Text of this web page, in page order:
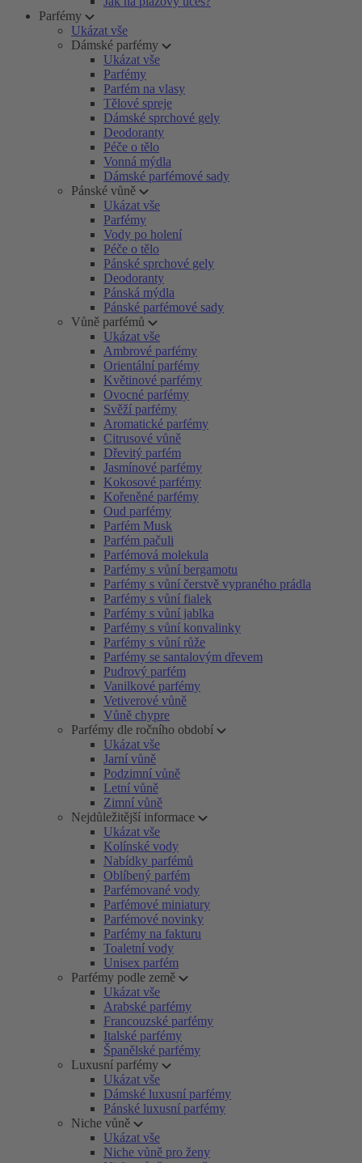
Parfémy
Ukázat vše
Dámské parfémy
Ukázat vše
Parfémy
Parfém na vlasy
Tělové spreje
Dámské sprchové gely
Deodoranty
Péče o tělo
Vonná mýdla
Dámské parfémové sady
Pánské vůně
Ukázat vše
Parfémy
Vody po holení
Péče o tělo
Pánské sprchové gely
Deodoranty
Pánská mýdla
Pánské parfémové sady
Vůně parfémů
Ukázat vše
Ambrové parfémy
Orientální parfémy
Květinové parfémy
Ovocné parfémy
Svěží parfémy
Aromatické parfémy
Citrusové vůně
Dřevitý parfém
Jasmínové parfémy
Kokosové parfémy
Kořeněné parfémy
Oud parfémy
Parfém Musk
Parfém pačuli
Parfémová molekula
Parfémy s vůní bergamotu
Parfémy s vůní čerstvě vypraného prádla
Parfémy s vůní fialek
Parfémy s vůní jablka
Parfémy s vůní konvalinky
Parfémy s vůní růže
Parfémy se santalovým dřevem
Pudrový parfém
Vanilkové parfémy
Vetiverové vůně
Vůně chypre
Parfémy dle ročního období
Ukázat vše
Jarní vůně
Podzimní vůně
Letní vůně
Zimní vůně
Nejdůležitější informace
Ukázat vše
Kolínské vody
Nabídky parfémů
Oblíbený parfém
Parfémované vody
Parfémové miniatury
Parfémové novinky
Parfémy na fakturu
Toaletní vody
Unisex parfém
Parfémy podle země
Ukázat vše
Arabské parfémy
Francouzské parfémy
Italské parfémy
Španělské parfémy
Luxusní parfémy
Ukázat vše
Dámské luxusní parfémy
Pánské luxusní parfémy
Niche vůně
Ukázat vše
Niche vůně pro ženy